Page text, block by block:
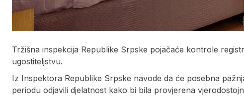
Tržišna inspekcija Republike Srpske pojačaće kontrole
ugostiteljstvu.
Iz Inspektora Republike Srpske navode da će posebna
periodu odjavili djelatnost kako bi bila provjerena